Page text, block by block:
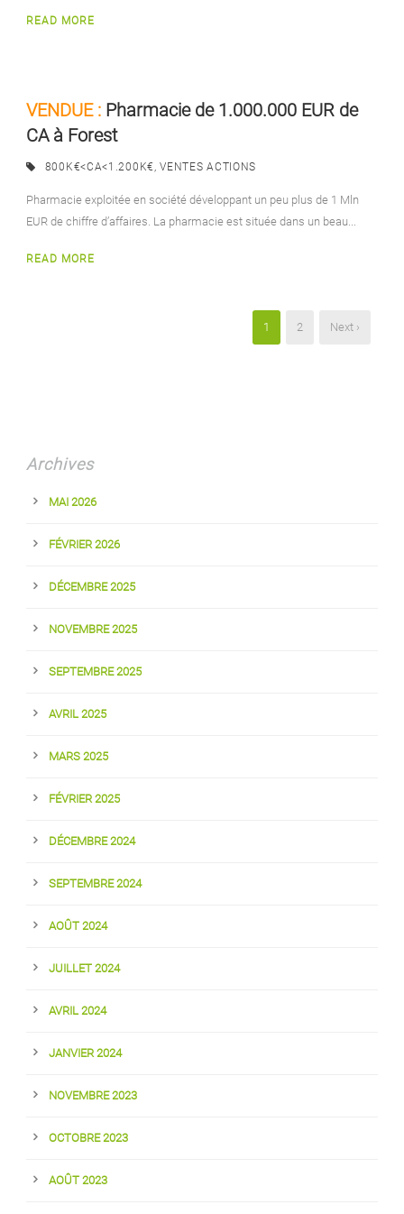
READ MORE
VENDUE : Pharmacie de 1.000.000 EUR de
CA à Forest
800K€<CA<1.200K€ VENTES ACTIONS
Pharmacie exploitée en société développant un peu plus de 1 Mln
EUR de chiffre d’affaires. La pharmacie est située dans un beau...
READ MORE
1 2 Next ›
Archives
MAI 2026
FÉVRIER 2026
DÉCEMBRE 2025
NOVEMBRE 2025
SEPTEMBRE 2025
AVRIL 2025
MARS 2025
FÉVRIER 2025
DÉCEMBRE 2024
SEPTEMBRE 2024
AOÛT 2024
JUILLET 2024
AVRIL 2024
JANVIER 2024
NOVEMBRE 2023
OCTOBRE 2023
AOÛT 2023